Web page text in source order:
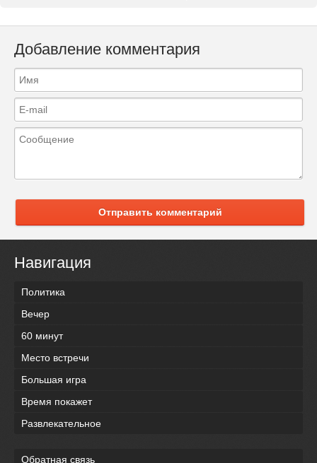
Добавление комментария
Отправить комментарий
Навигация
Политика
Вечер
60 минут
Место встречи
Большая игра
Время покажет
Развлекательное
Обратная связь